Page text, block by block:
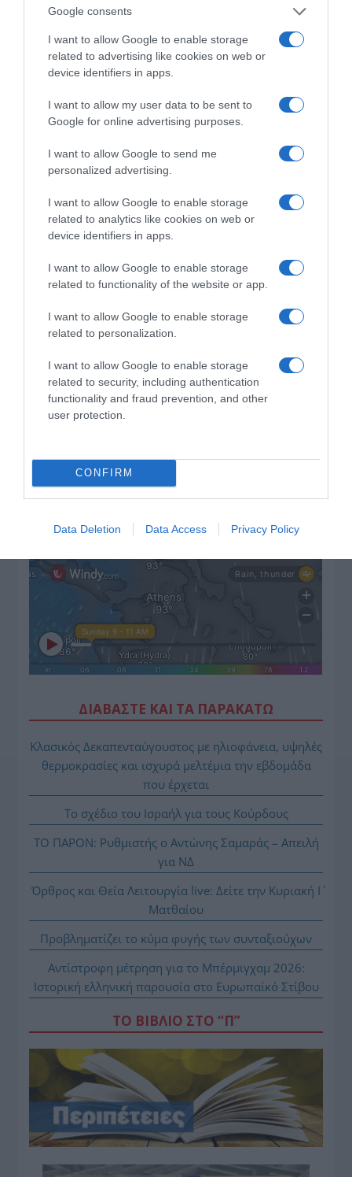
Google consents
I want to allow Google to enable storage
related to advertising like cookies on web or
device identifiers in apps.
I want to allow my user data to be sent to
Google for online advertising purposes.
I want to allow Google to send me
personalized advertising.
I want to allow Google to enable storage
related to analytics like cookies on web or
device identifiers in apps.
I want to allow Google to enable storage
related to functionality of the website or app.
I want to allow Google to enable storage
related to personalization.
I want to allow Google to enable storage
related to security, including authentication
functionality and fraud prevention, and other
user protection.
CONFIRM
Data Deletion Data Access Privacy Policy
ΠΑΤΗΣΤΕ ΓΙΑ LIVE ΚΙΝΗΣΗ
Live ενημέρωση για Κηφισό, Αττική Οδό και κέντρο Αθήνας από το
paron.gr
ΤΟ ΠΑΡΟΝ ΤΗΣ ΚΥΡΙΑΚΗΣ
ΔΙΑΒΑΣΤΕ ΚΑΙ ΤΑ ΠΑΡΑΚΑΤΩ
Κλασικός Δεκαπενταύγουστος με ηλιοφάνεια, υψηλές
θερμοκρασίες και ισχυρά μελτέμια την εβδομάδα
που έρχεται
Το σχέδιο του Ισραήλ για τους Κούρδους
ΤΟ ΠΑΡΟΝ: Ρυθμιστής ο Αντώνης Σαμαράς – Απειλή
για ΝΔ
Όρθρος και Θεία Λειτουργία live: Δείτε την Κυριακή Ι΄
Ματθαίου
Προβληματίζει το κύμα φυγής των συνταξιούχων
Αντίστροφη μέτρηση για το Μπέρμιγχαμ 2026:
Ιστορική ελληνική παρουσία στο Ευρωπαϊκό Στίβου
ΤΟ ΒΙΒΛΙΟ ΣΤΟ “Π”